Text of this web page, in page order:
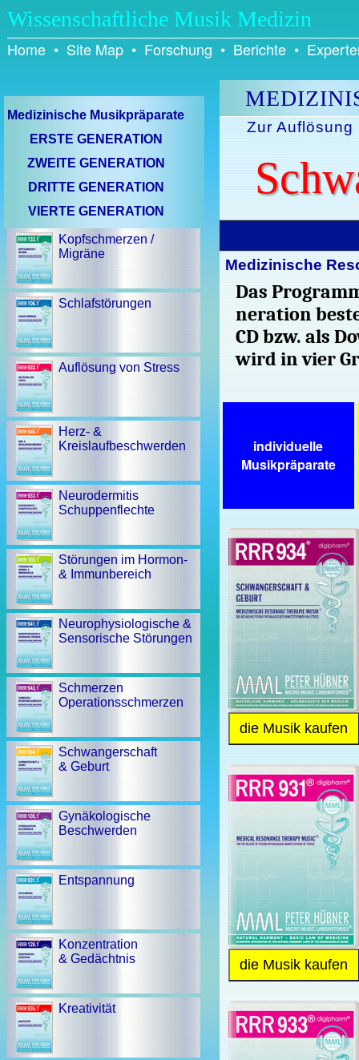
Wissenschaftliche Musik Medizin
Home • Site Map • Forschung • Berichte •
Medizinische Musik­prä­pa­ra­te
ERSTE GENERATION
ZWEITE GENERATION
DRITTE GENERATION
VIERTE GENERATION
Kopfschmerzen /
Migräne
Schlafstörungen
Auflösung von Stress
Herz- &
Kreislaufbeschwerden
Neurodermitis
Schuppenflechte
Störungen im Hormon-
& Immunbereich
Neurophysiologische &
Sensorische Störungen
Schmerzen
Operationsschmerzen
Schwangerschaft
& Geburt
Gynäkologische
Beschwerden
Entspannung
Konzentration
& Gedächtnis
Kreativität
Zur
Medizinische
Das
ne­ra­tion
CD bzw. als
wird in vier
individuelle
Musikpräparate
die Musik kaufen
die Musik kaufen